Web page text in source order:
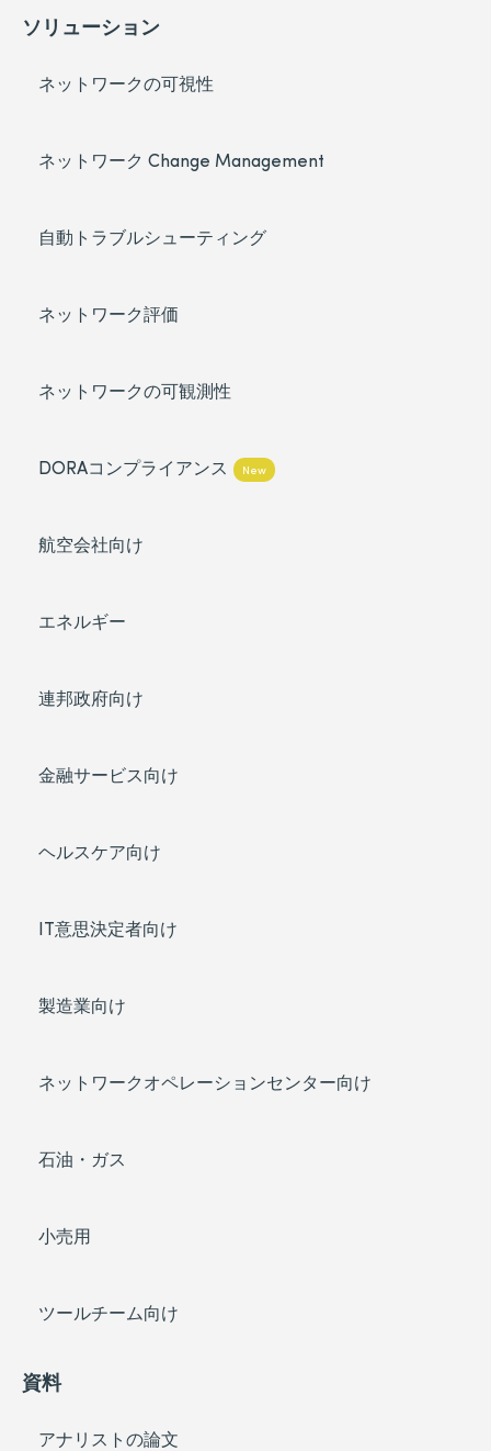
ソリューション
ネットワークの可視性
ネットワーク Change Management
自動トラブルシューティング
ネットワーク評価
ネットワークの可観測性
DORAコンプライアンス New
航空会社向け
エネルギー
連邦政府向け
金融サービス向け
ヘルスケア向け
IT意思決定者向け
製造業向け
ネットワークオペレーションセンター向け
石油・ガス
小売用
ツールチーム向け
資料
アナリストの論文